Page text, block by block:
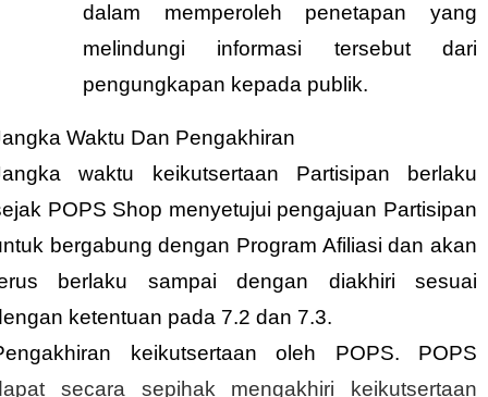
dalam memperoleh penetapan yang
melindungi informasi tersebut dari
pengungkapan kepada publik.
Waktu Dan Pengakhiran
waktu keikutsertaan Partisipan berlaku
POPS Shop menyetujui pengajuan Partisipan
bergabung dengan Program Afiliasi dan akan
berlaku sampai dengan diakhiri sesuai
ketentuan pada 7.2 dan 7.3.
keikutsertaan oleh POPS. POPS
secara sepihak mengakhiri keikutsertaan